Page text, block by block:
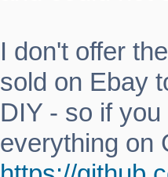
I don't offer
sold on Ebay
DIY - so if
everything on